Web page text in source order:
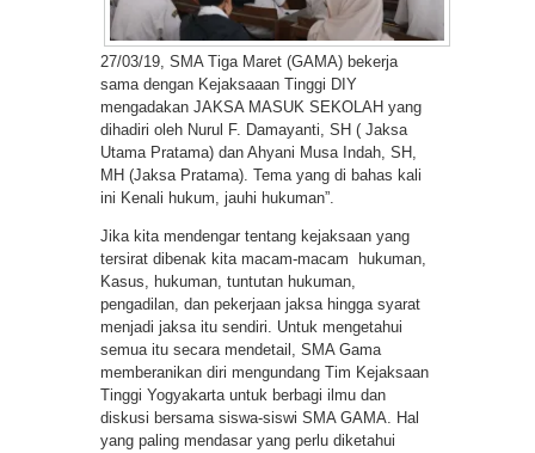
27/03/19, SMA Tiga Maret (GAMA) bekerja
sama dengan Kejaksaaan Tinggi DIY
mengadakan JAKSA MASUK SEKOLAH yang
dihadiri oleh Nurul F. Damayanti, SH ( Jaksa
Utama Pratama) dan Ahyani Musa Indah, SH,
MH (Jaksa Pratama). Tema yang di bahas kali
ini Kenali hukum, jauhi hukuman”.
Jika kita mendengar tentang kejaksaan yang
tersirat dibenak kita macam-macam hukuman,
Kasus, hukuman, tuntutan hukuman,
pengadilan, dan pekerjaan jaksa hingga syarat
menjadi jaksa itu sendiri. Untuk mengetahui
semua itu secara mendetail, SMA Gama
memberanikan diri mengundang Tim Kejaksaan
Tinggi Yogyakarta untuk berbagi ilmu dan
diskusi bersama siswa-siswi SMA GAMA. Hal
yang paling mendasar yang perlu diketahui